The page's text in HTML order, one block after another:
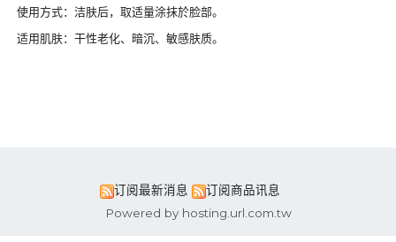
使用方式：洁肤后，取适量涂抹於脸部。
适用肌肤：干性老化、暗沉、敏感肤质。
订阅最新消息
订阅商品讯息
Powered by hosting.url.com.tw